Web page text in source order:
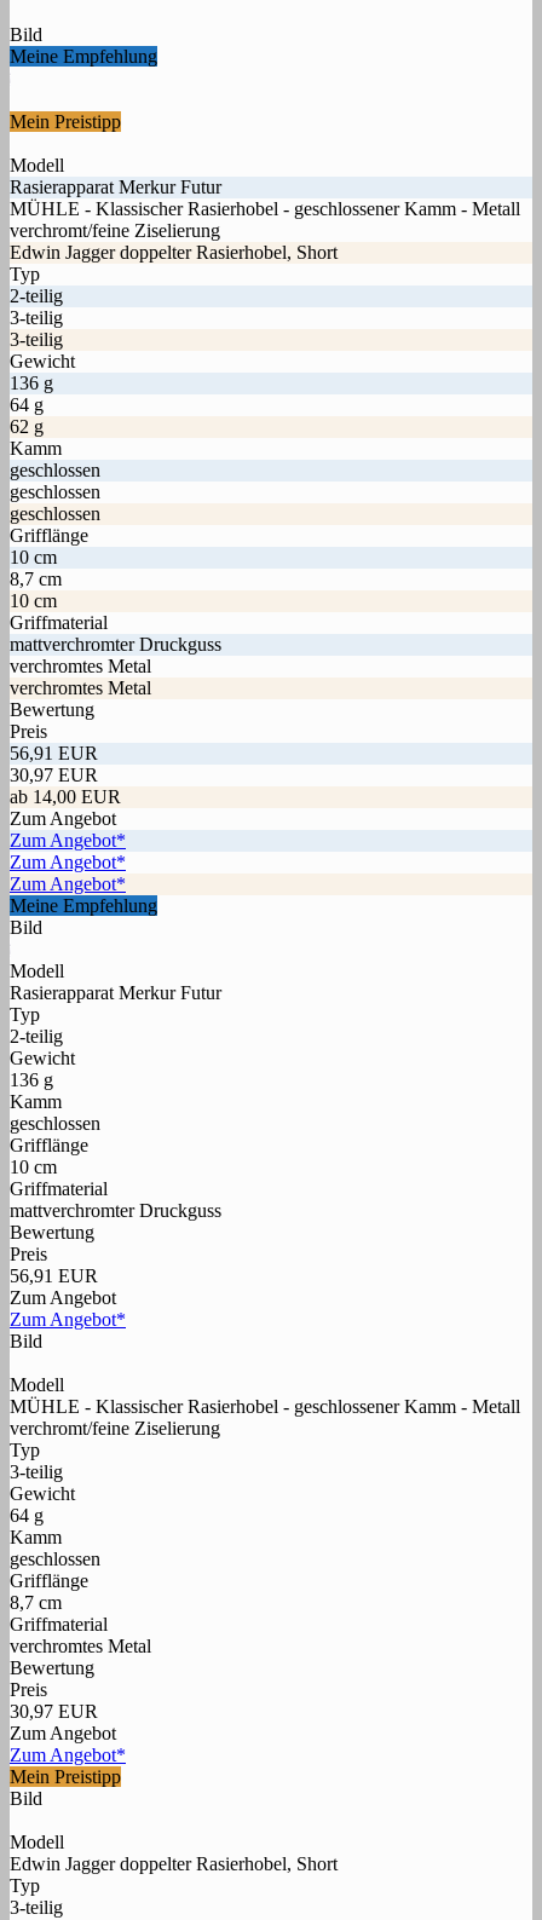
Bild
Meine Empfehlung
Mein Preistipp
Modell
Rasierapparat Merkur Futur
MÜHLE - Klassischer Rasierhobel - geschlossener Kamm - Metall
verchromt/feine Ziselierung
Edwin Jagger doppelter Rasierhobel, Short
Typ
2-teilig
3-teilig
3-teilig
Gewicht
136 g
64 g
62 g
Kamm
geschlossen
geschlossen
geschlossen
Grifflänge
10 cm
8,7 cm
10 cm
Griffmaterial
mattverchromter Druckguss
verchromtes Metal
verchromtes Metal
Bewertung
Preis
56,91 EUR
30,97 EUR
ab 14,00 EUR
Zum Angebot
Zum Angebot*
Zum Angebot*
Zum Angebot*
Meine Empfehlung
Bild
Modell
Rasierapparat Merkur Futur
Typ
2-teilig
Gewicht
136 g
Kamm
geschlossen
Grifflänge
10 cm
Griffmaterial
mattverchromter Druckguss
Bewertung
Preis
56,91 EUR
Zum Angebot
Zum Angebot*
Bild
Modell
MÜHLE - Klassischer Rasierhobel - geschlossener Kamm - Metall
verchromt/feine Ziselierung
Typ
3-teilig
Gewicht
64 g
Kamm
geschlossen
Grifflänge
8,7 cm
Griffmaterial
verchromtes Metal
Bewertung
Preis
30,97 EUR
Zum Angebot
Zum Angebot*
Mein Preistipp
Bild
Modell
Edwin Jagger doppelter Rasierhobel, Short
Typ
3-teilig